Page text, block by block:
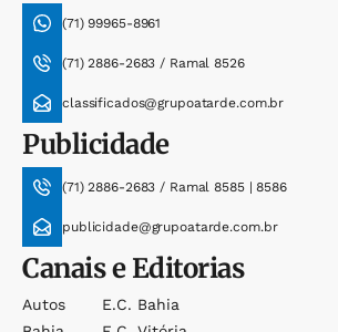
(71) 99965-8961
(71) 2886-2683 / Ramal 8526
classificados@grupoatarde.com.br
Publicidade
(71) 2886-2683 / Ramal 8585 | 8586
publicidade@grupoatarde.com.br
Canais e Editorias
Autos
E.c. Bahia